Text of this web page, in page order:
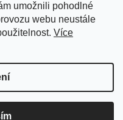
umožnili pohodlné
webu neustále
Více